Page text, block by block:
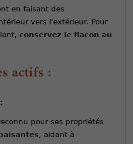
en faisant des
vers l'extérieur. Pour
conservez le flacon au
actifs :
:
pour ses propriétés
, aidant à